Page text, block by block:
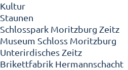
Kultur
Staunen
Schlosspark Moritzburg Zeitz
Museum Schloss Moritzburg
Unterirdisches Zeitz
Brikettfabrik Hermannschacht